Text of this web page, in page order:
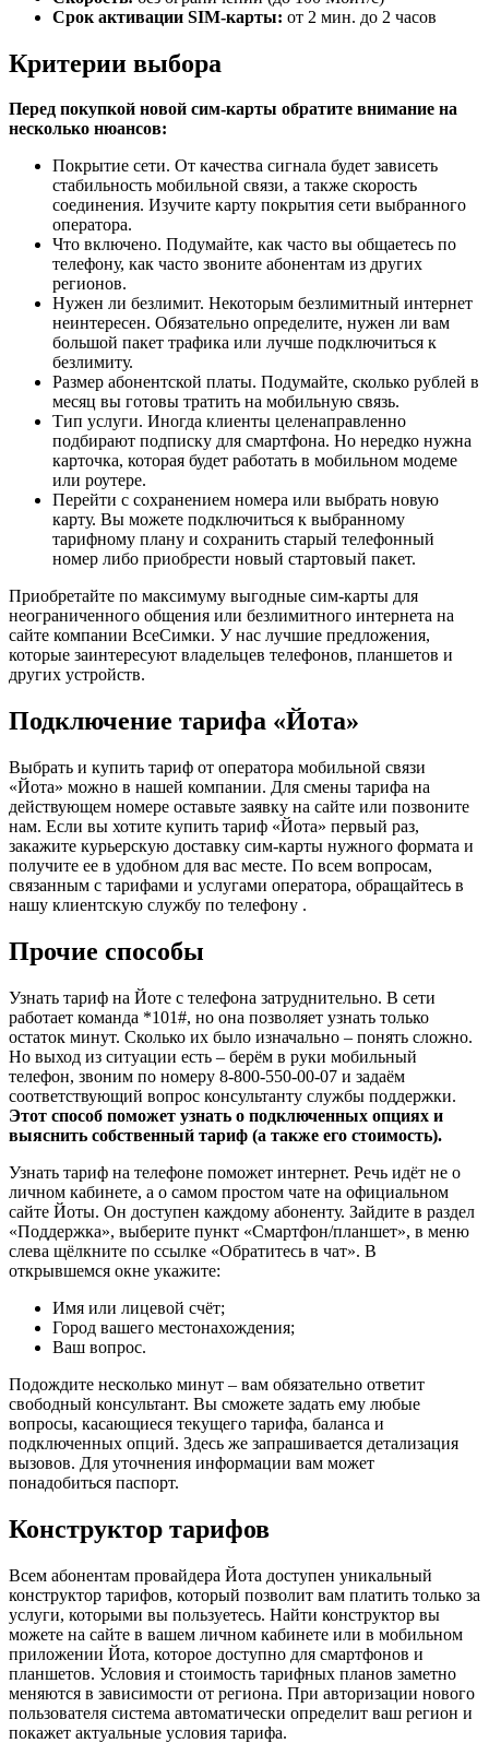
Срок активации SIM-карты: от 2 мин. до 2 часов
Критерии выбора
Перед покупкой новой сим-карты обратите внимание на
несколько нюансов:
Покрытие сети. От качества сигнала будет зависеть
стабильность мобильной связи, а также скорость
соединения. Изучите карту покрытия сети выбранного
оператора.
Что включено. Подумайте, как часто вы общаетесь по
телефону, как часто звоните абонентам из других
регионов.
Нужен ли безлимит. Некоторым безлимитный интернет
неинтересен. Обязательно определите, нужен ли вам
большой пакет трафика или лучше подключиться к
безлимиту.
Размер абонентской платы. Подумайте, сколько рублей в
месяц вы готовы тратить на мобильную связь.
Тип услуги. Иногда клиенты целенаправленно
подбирают подписку для смартфона. Но нередко нужна
карточка, которая будет работать в мобильном модеме
или роутере.
Перейти с сохранением номера или выбрать новую
карту. Вы можете подключиться к выбранному
тарифному плану и сохранить старый телефонный
номер либо приобрести новый стартовый пакет.
Приобретайте по максимуму выгодные сим-карты для
неограниченного общения или безлимитного интернета на
сайте компании ВсеСимки. У нас лучшие предложения,
которые заинтересуют владельцев телефонов, планшетов и
других устройств.
Подключение тарифа «Йота»
Выбрать и купить тариф от оператора мобильной связи
«Йота» можно в нашей компании. Для смены тарифа на
действующем номере оставьте заявку на сайте или позвоните
нам. Если вы хотите купить тариф «Йота» первый раз,
закажите курьерскую доставку сим-карты нужного формата и
получите ее в удобном для вас месте. По всем вопросам,
связанным с тарифами и услугами оператора, обращайтесь в
нашу клиентскую службу по телефону .
Прочие способы
Узнать тариф на Йоте с телефона затруднительно. В сети
работает команда *101#, но она позволяет узнать только
остаток минут. Сколько их было изначально – понять сложно.
Но выход из ситуации есть – берём в руки мобильный
телефон, звоним по номеру 8-800-550-00-07 и задаём
соответствующий вопрос консультанту службы поддержки.
Этот способ поможет узнать о подключенных опциях и
выяснить собственный тариф (а также его стоимость).
Узнать тариф на телефоне поможет интернет. Речь идёт не о
личном кабинете, а о самом простом чате на официальном
сайте Йоты. Он доступен каждому абоненту. Зайдите в раздел
«Поддержка», выберите пункт «Смартфон/планшет», в меню
слева щёлкните по ссылке «Обратитесь в чат». В
открывшемся окне укажите:
Имя или лицевой счёт;
Город вашего местонахождения;
Ваш вопрос.
Подождите несколько минут – вам обязательно ответит
свободный консультант. Вы сможете задать ему любые
вопросы, касающиеся текущего тарифа, баланса и
подключенных опций. Здесь же запрашивается детализация
вызовов. Для уточнения информации вам может
понадобиться паспорт.
Конструктор тарифов
Всем абонентам провайдера Йота доступен уникальный
конструктор тарифов, который позволит вам платить только за
услуги, которыми вы пользуетесь. Найти конструктор вы
можете на сайте в вашем личном кабинете или в мобильном
приложении Йота, которое доступно для смартфонов и
планшетов. Условия и стоимость тарифных планов заметно
меняются в зависимости от региона. При авторизации нового
пользователя система автоматически определит ваш регион и
покажет актуальные условия тарифа.